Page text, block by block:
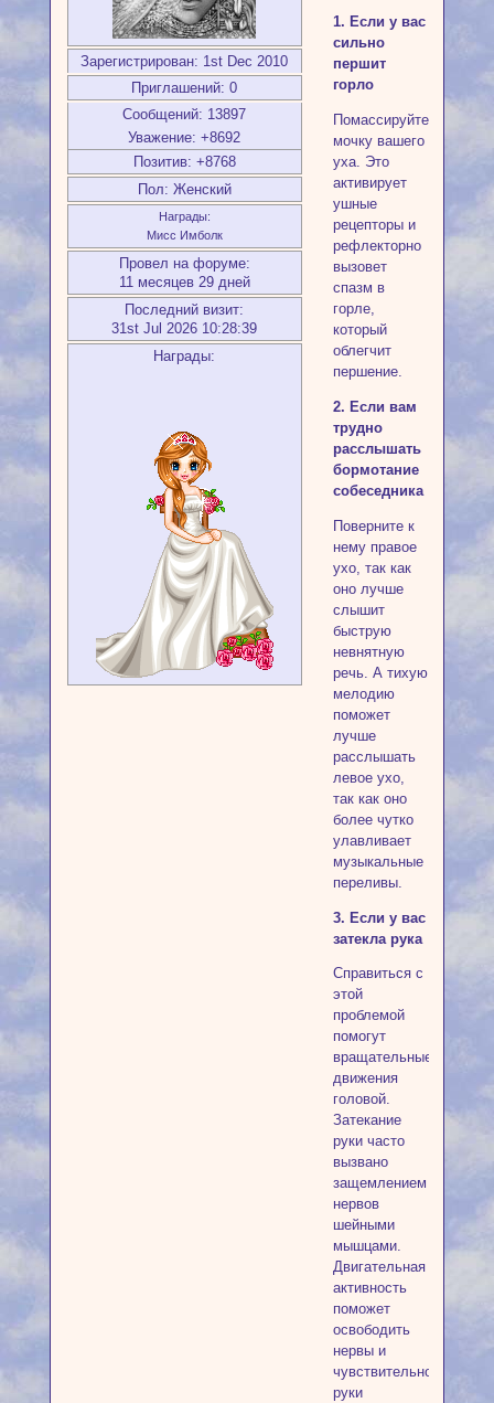
Зарегистрирован: 1st Dec 2010
Приглашений: 0
Сообщений: 13897
Уважение: +8692
Позитив: +8768
Пол: Женский
Награды:
Мисс Имболк
Провел на форуме:
11 месяцев 29 дней
Последний визит:
31st Jul 2026 10:28:39
Награды:
1. Если у вас
сильно
першит
горло
Помассируйте
мочку вашего
уха. Это
активирует
ушные
рецепторы и
рефлекторно
вызовет
спазм в
горле,
который
облегчит
першение.
2. Если вам
трудно
расслышать
бормотание
собеседника
Поверните к
нему правое
ухо, так как
оно лучше
слышит
быструю
невнятную
речь. А тихую
мелодию
поможет
лучше
расслышать
левое ухо,
так как оно
более чутко
улавливает
музыкальные
переливы.
3. Если у вас
затекла рука
Справиться с
этой
проблемой
помогут
вращательные
движения
головой.
Затекание
руки часто
вызвано
защемлением
нервов
шейными
мышцами.
Двигательная
активность
поможет
освободить
нервы и
чувствительность
руки